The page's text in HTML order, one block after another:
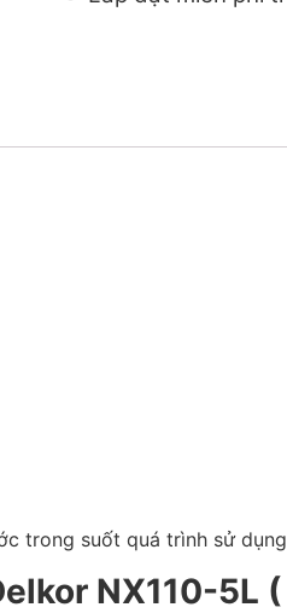
trong suốt quá trình sử
NX110-5L